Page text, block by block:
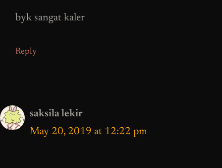
byk sangat kaler
Reply
saksila lekir
May 20, 2019 at 12:22 pm